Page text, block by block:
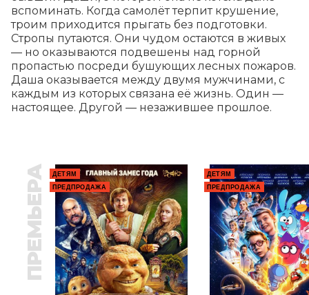
вспоминать. Когда самолёт терпит крушение,
троим приходится прыгать без подготовки.
Стропы путаются. Они чудом остаются в живых
— но оказываются подвешены над горной
пропастью посреди бушующих лесных пожаров.
Даша оказывается между двумя мужчинами, с
каждым из которых связана её жизнь. Один —
настоящее. Другой — незажившее прошлое.
ПРЕМЬЕРА
ДЕТЯМ
ПРЕДПРОДАЖА
ДЕТЯМ
ПРЕДПРОДАЖА